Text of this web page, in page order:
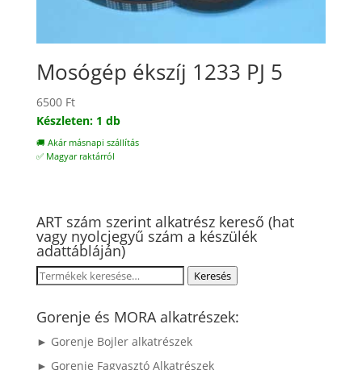
Mosógép ékszíj 1233 PJ 5
6500 Ft
Készleten: 1 db
🚚 Akár másnapi szállítás
✅ Magyar raktárról
ART szám szerint alkatrész kereső (hat
vagy nyolcjegyű szám a készülék
adattábláján)
Keresés
következőre:
Keresés
Gorenje és MORA alkatrészek:
► Gorenje Bojler alkatrészek
► Gorenje Fagyasztó Alkatrészek